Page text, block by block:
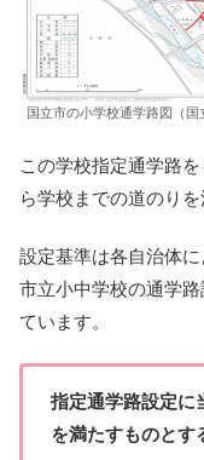
国立市の小学校通学路図（国
この学校指定通学路
ら学校までの道のり
設定基準は各自治体
市立小中学校の通学
ています。
指定通学路設定に
を満たすものとす